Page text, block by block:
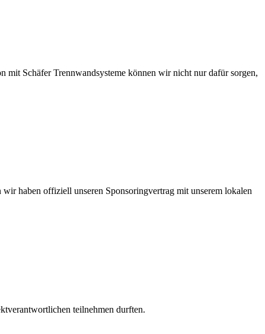
mit Schäfer Trennwandsysteme können wir nicht nur dafür sorgen,
haben offiziell unseren Sponsoringvertrag mit unserem lokalen
teilnehmen durften.